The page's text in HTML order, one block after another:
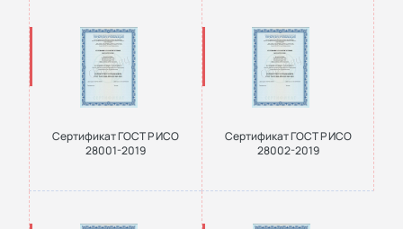
Сертификат ГОСТ Р ИСО
28001-2019
Сертификат ГОСТ Р ИСО
28002-2019